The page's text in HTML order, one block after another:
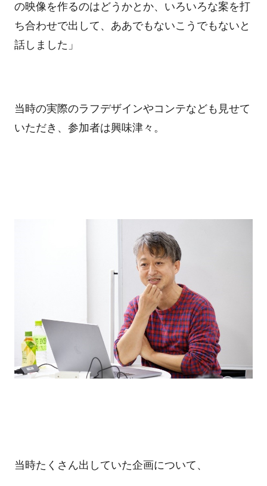
の映像を作るのはどうかとか、いろいろな案を打
ち合わせで出して、ああでもないこうでもないと
話しました」
当時の実際のラフデザインやコンテなども見せて
いただき、参加者は興味津々。
当時たくさん出していた企画について、